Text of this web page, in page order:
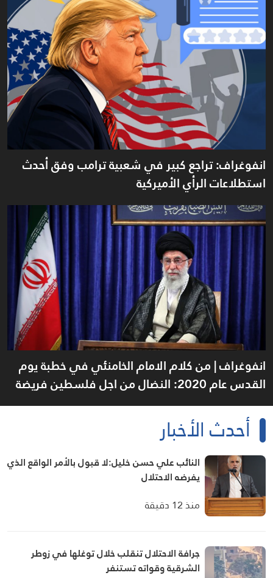
انفوغراف: تراجع كبير في شعبية ترامب وفق أحدث
استطلاعات الرأي الأميركية
انفوغراف | من كلام الامام الخامنئي في خطبة يوم
القدس عام 2020: النضال من اجل فلسطين فريضة
إسلامية
أحدث الأخبار
النائب علي حسن خليل:لا قبول بالأمر الواقع الذي
يفرضه الاحتلال
منذ 12 دقيقة
جرافة الاحتلال تنقلب خلال توغلها في زوطر
الشرقية وقواته تستنفر